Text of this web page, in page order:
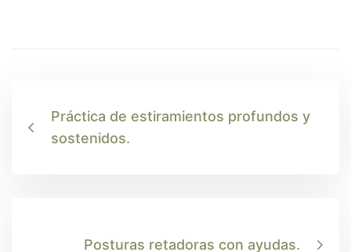
Práctica de estiramientos profundos y
sostenidos.
Posturas retadoras con ayudas.